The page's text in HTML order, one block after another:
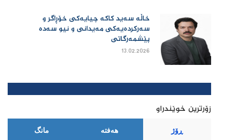
خاڵە سەید کاکە چیایەکی خۆڕاگر و
سەرکردەیەکی مەیدانی و نیو سەدە
پێشمەرگاتی
13.02.2026
زۆرترین خوێندراو
ڕۆژ هەفتە مانگ